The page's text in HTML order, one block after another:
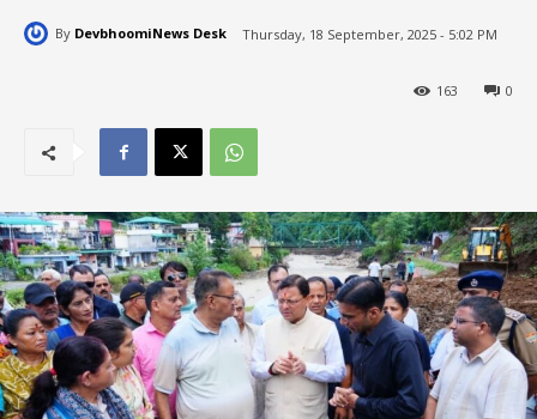
By DevbhoomiNews Desk Thursday, 18 September, 2025 - 5:02 PM
0
163